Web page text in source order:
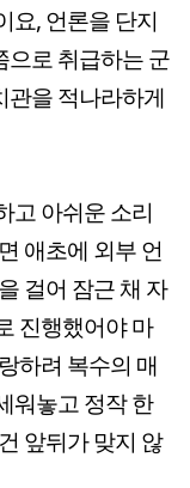
요, 언론을 단지
으로 취급하는 군
관을 적나라하게
고 아쉬운 소리
애초에 외부 언
걸어 잠근 채 자
진행했어야 마
하려 복수의 매
워놓고 정작 한
앞뒤가 맞지 않